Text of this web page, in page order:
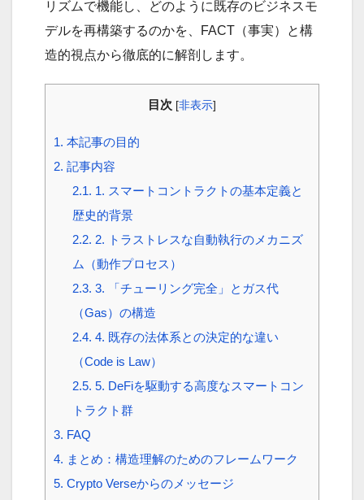
リズムで機能し、どのように既存のビジネスモ
デルを再構築するのかを、FACT（事実）と構
造的視点から徹底的に解剖します。
目次 [非表示]
1. 本記事の目的
2. 記事内容
2.1. 1. スマートコントラクトの基本定義と
歴史的背景
2.2. 2. トラストレスな自動執行のメカニズ
ム（動作プロセス）
2.3. 3. 「チューリング完全」とガス代
（Gas）の構造
2.4. 4. 既存の法体系との決定的な違い
（Code is Law）
2.5. 5. DeFiを駆動する高度なスマートコン
トラクト群
3. FAQ
4. まとめ：構造理解のためのフレームワーク
5. Crypto Verseからのメッセージ